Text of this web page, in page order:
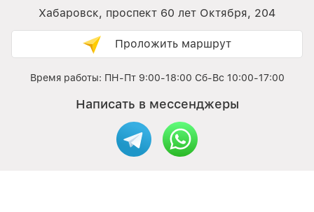
Хабаровск, проспект 60 лет Октября, 204
Проложить маршрут
Время работы: ПН-Пт 9:00-18:00 Сб-Вс 10:00-17:00
Написать в мессенджеры